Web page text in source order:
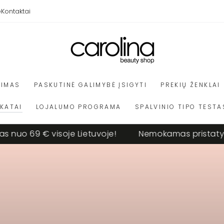
Kontaktai
PASKUTINĖ GALIMYBĖ ĮSIGYTI PREKIŲ ŽENKLAI
LOJALUMO PROGRAMA SPALVINIO TIPO
69 € visoje Lietuvoje! Nemokamas